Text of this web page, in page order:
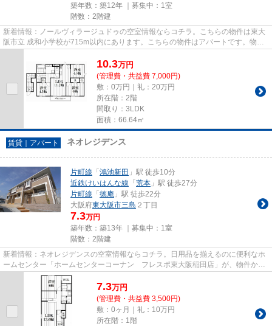
築年数：築12年 ｜募集中： 1室
階数：2階建
新着情報：ノールヴィラージュドゥの空室情報ならコチラ。こちらの物件は東大
阪市立 成和小学校が715m以内にあります。こちらの物件はアパートです。物件
10.3万円
(管理費・共益費 7,000円)
敷：0万円｜礼：20万円
所在階：2階
間取り：3LDK
面積：66.64㎡
賃貸｜アパート ネオレジデンス
片町線 「 鴻池新田 」駅 徒歩10分
近鉄けいはんな線 「 荒本 」駅 徒歩27分
片町線 「 徳庵 」駅 徒歩22分
大阪府東大阪市三島 ２丁目
7.3万円
築年数：築13年 ｜募集中： 1室
階数：2階建
新着情報：ネオレジデンスの空室情報ならコチラ。日用品を揃えるのに便利なホ
ームセンター「ホームセンターコーナン フレスポ東大阪稲田店」が、物件から
209mのところにあります。こ...
7.3万円
(管理費・共益費 3,500円)
敷：0ヶ月｜礼：10万円
所在階：1階